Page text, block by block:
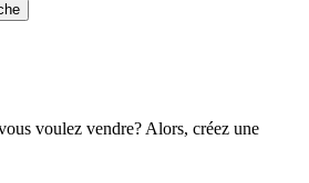
voulez vendre? Alors, créez une